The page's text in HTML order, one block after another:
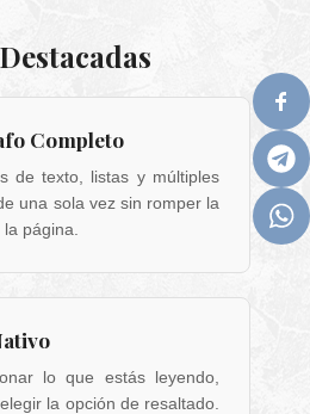
Completo
de texto, listas y múltiples
una sola vez sin romper la
página.
lo que estás leyendo,
la opción de resaltado.